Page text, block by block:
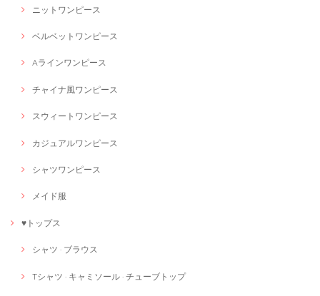
ニットワンピース
ベルベットワンピース
Aラインワンピース
チャイナ風ワンピース
スウィートワンピース
カジュアルワンピース
シャツワンピース
メイド服
♥トップス
シャツ · ブラウス
Tシャツ · キャミソール · チューブトップ